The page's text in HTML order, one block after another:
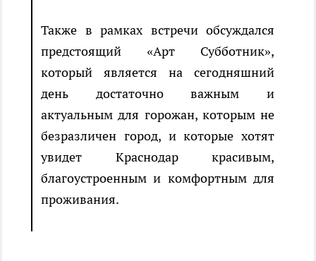
Также в рамках встречи обсуждался
предстоящий «Арт Субботник»,
который является на сегодняшний
день достаточно важным и
актуальным для горожан, которым не
безразличен город, и которые хотят
увидет Краснодар красивым,
благоустроенным и комфортным для
проживания.